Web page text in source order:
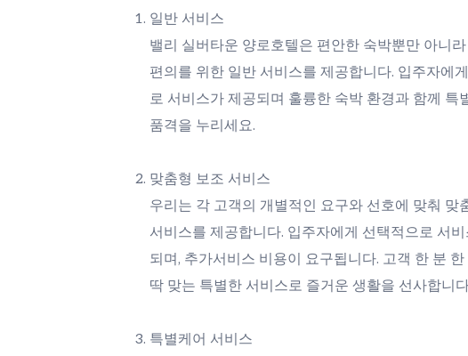
일반 서비스
밸리 실버타운 양로호텔은 편안한 숙박뿐만 아니라
편의를 위한 일반 서비스를 제공합니다. 입주자에
로 서비스가 제공되며 훌륭한 숙박 환경과 함께 특
품격을 누리세요.
맞춤형 보조 서비스
우리는 각 고객의 개별적인 요구와 선호에 맞춰 맞
서비스를 제공합니다. 입주자에게 선택적으로 서
되며, 추가서비스 비용이 요구됩니다. 고객 한 분 한
딱 맞는 특별한 서비스로 즐거운 생활을 선사합니
특별케어 서비스